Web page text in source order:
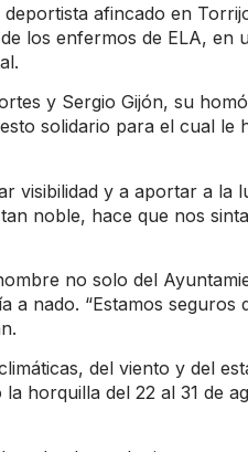
afincado en
los enfermos de ELA, en
y Sergio Gijón, su
solidario para el cual le
visibilidad y a aportar a
noble, hace que nos
no solo del
a nado. “Estamos
del viento y del
horquilla del 22 al 31 de